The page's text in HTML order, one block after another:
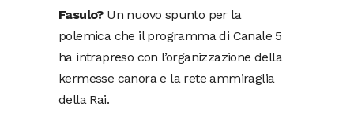
Fasulo?Un nuovo spunto per la
polemica che il programma di Canale 5
ha intrapreso con l’organizzazione della
kermesse canora e la rete ammiraglia
della Rai.